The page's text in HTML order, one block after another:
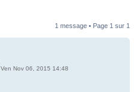
1 message • Page 1 sur 1
Ven Nov 06, 2015 14:48